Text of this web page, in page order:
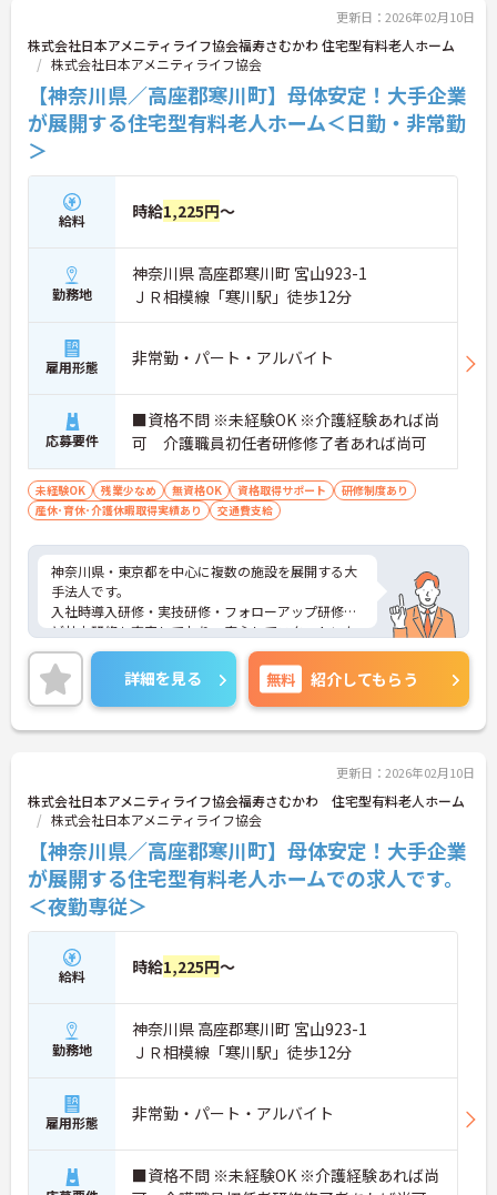
更新日：2026年02月10日
株式会社日本アメニティライフ協会福寿さむかわ 住宅型有料老人ホーム
株式会社日本アメニティライフ協会
【神奈川県／高座郡寒川町】母体安定！大手企業
が展開する住宅型有料老人ホーム＜日勤・非常勤
＞
給料 時給1,225円～
勤務地
神奈川県 高座郡寒川町 宮山923-1
ＪＲ相模線「寒川駅」徒歩12分
雇用形態 非常勤・パート・アルバイト
応募要件
■資格不問 ※未経験OK ※介護経験あれば尚
可 介護職員初任者研修修了者あれば尚可
未経験OK 残業少なめ 無資格OK 資格取得サポート
研修制度あり
産休･育休･介護休暇取得実績あり
交通費支給
神奈川県・東京都を中心に複数の施設を展開する大
手法人です。
入社時導入研修・実技研修・フォローアップ研修な
ど社内研修も充実しており、安心してスタートいた
だけます。
資格取得のための支援制度もあり、働きながらスキ
ルアップも目指せます。
施設形態が豊富なため、キャリアアップの際には
様々な業種での経験を積むこともできます。
詳細をお話しいたしますのでお気軽にご相談くださ
い！
詳細を見る 無料 紹介してもらう
更新日：2026年02月10日
株式会社日本アメニティライフ協会福寿さむかわ 住宅型有料老人ホーム
株式会社日本アメニティライフ協会
【神奈川県／高座郡寒川町】母体安定！大手企業
が展開する住宅型有料老人ホームでの求人です。
＜夜勤専従＞
給料 時給1,225円～
勤務地
神奈川県 高座郡寒川町 宮山923-1
ＪＲ相模線「寒川駅」徒歩12分
雇用形態 非常勤・パート・アルバイト
■資格不問 ※未経験OK ※介護経験あれば尚